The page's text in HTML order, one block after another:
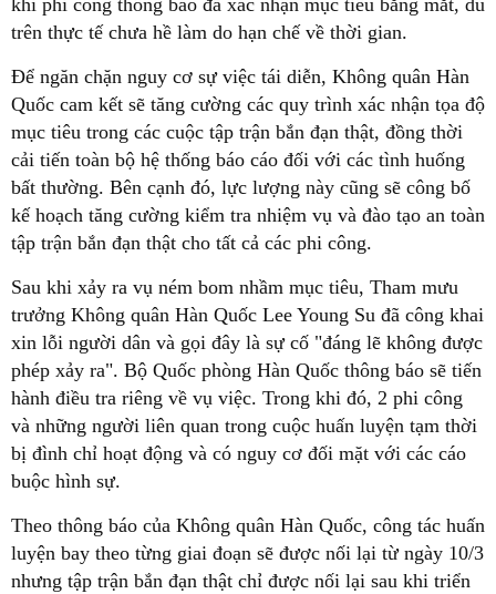
khi phi công thông báo đã xác nhận mục tiêu bằng mắt, dù
trên thực tế chưa hề làm do hạn chế về thời gian.
Để ngăn chặn nguy cơ sự việc tái diễn, Không quân Hàn
Quốc cam kết sẽ tăng cường các quy trình xác nhận tọa độ
mục tiêu trong các cuộc tập trận bắn đạn thật, đồng thời
cải tiến toàn bộ hệ thống báo cáo đối với các tình huống
bất thường. Bên cạnh đó, lực lượng này cũng sẽ công bố
kế hoạch tăng cường kiểm tra nhiệm vụ và đào tạo an toàn
tập trận bắn đạn thật cho tất cả các phi công.
Sau khi xảy ra vụ ném bom nhầm mục tiêu, Tham mưu
trưởng Không quân Hàn Quốc Lee Young Su đã công khai
xin lỗi người dân và gọi đây là sự cố "đáng lẽ không được
phép xảy ra". Bộ Quốc phòng Hàn Quốc thông báo sẽ tiến
hành điều tra riêng về vụ việc. Trong khi đó, 2 phi công
và những người liên quan trong cuộc huấn luyện tạm thời
bị đình chỉ hoạt động và có nguy cơ đối mặt với các cáo
buộc hình sự.
Theo thông báo của Không quân Hàn Quốc, công tác huấn
luyện bay theo từng giai đoạn sẽ được nối lại từ ngày 10/3
nhưng tập trận bắn đạn thật chỉ được nối lại sau khi triển